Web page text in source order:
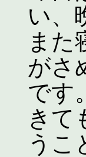
い、
また
がさ
です
きて
うこ